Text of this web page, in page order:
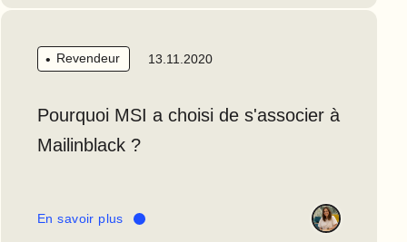
Revendeur 13.11.2020
Pourquoi MSI a choisi de s'associer à
Mailinblack ?
En savoir plus